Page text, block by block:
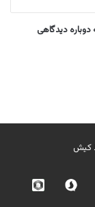
دیدگاهی
کیش
اینستاگرامسروش